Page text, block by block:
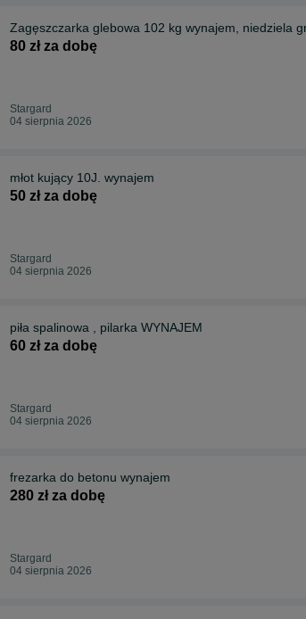
Zagęszczarka glebowa 102 kg wynajem, niedziela
80 zł za dobę
Stargard
04 sierpnia 2026
młot kujący 10J. wynajem
50 zł za dobę
Stargard
04 sierpnia 2026
piła spalinowa , pilarka WYNAJEM
60 zł za dobę
Stargard
04 sierpnia 2026
frezarka do betonu wynajem
280 zł za dobę
Stargard
04 sierpnia 2026